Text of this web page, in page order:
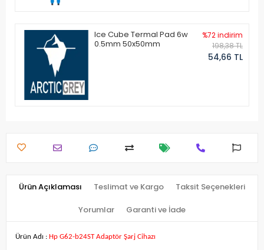
Ice Cube Termal Pad 6w
0.5mm 50x50mm
%72 indirim
198,38 TL
54,66 TL
Ürün Açıklaması Teslimat ve Kargo Taksit Seçenekleri
Yorumlar Garanti ve İade
Ürün Adı : Hp G62-b24ST Adaptör Şarj Cihazı